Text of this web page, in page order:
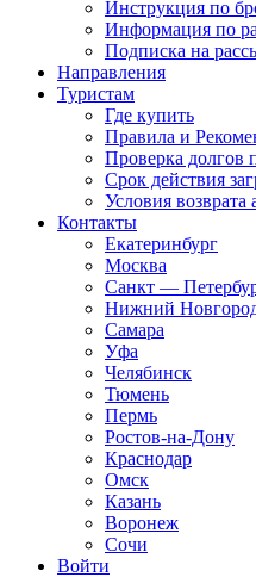
Инструкция по
Информация по
Подписка на
Направления
Туристам
Где купить
Правила и
Проверка долгов
Срок действия
Условия возврата
Контакты
Екатеринбург
Москва
Санкт —
Нижний
Самара
Уфа
Челябинск
Тюмень
Пермь
Ростов-на-Дону
Краснодар
Омск
Казань
Воронеж
Сочи
Войти